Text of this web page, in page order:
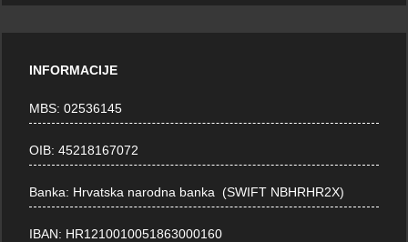
INFORMACIJE
MBS: 02536145
OIB: 45218167072
Banka: Hrvatska narodna banka (SWIFT NBHRHR2X)
IBAN: HR1210010051863000160